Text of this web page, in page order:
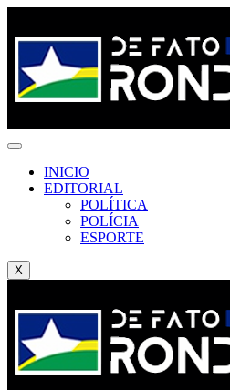
INICIO
EDITORIAL
POLÍTICA
POLÍCIA
ESPORTE
X